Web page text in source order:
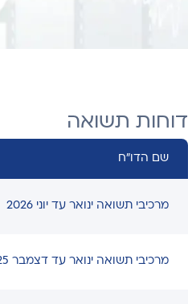
דוחות תשואה
שם הדו"ח
מרכיבי תשואה ינואר עד יוני 2026
מרכיבי תשואה ינואר עד דצמבר 2025